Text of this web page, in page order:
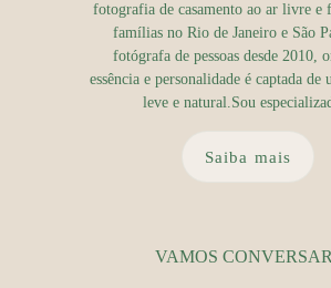
fotografia de casamento ao ar livre e
famílias no Rio de Janeiro e São
fotógrafa de pessoas desde 2010,
essência e personalidade é captada de
leve e natural.Sou
Saiba mais
VAMOS